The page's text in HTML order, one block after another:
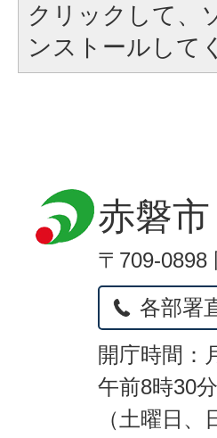
クリックして、
ンストールして
赤磐市
〒709-0898
各部署
開庁時間：
午前8時30
（土曜日